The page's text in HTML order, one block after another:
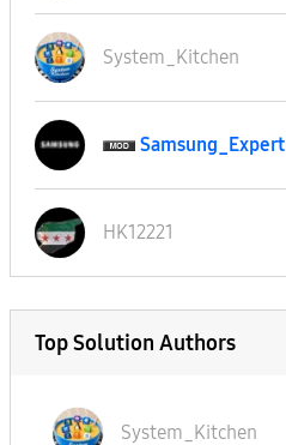
System_Kitchen
Samsung_Expert
HK12221
Top Solution Authors
System_Kitchen